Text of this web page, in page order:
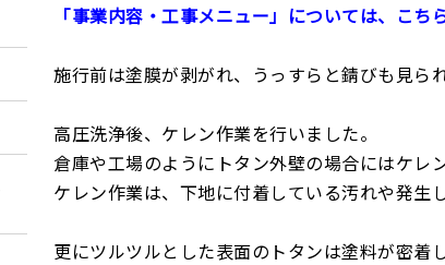
「事業内容・工事メニュー」については、こち
施行前は塗膜が剥がれ、うっすらと錆びも見ら
高圧洗浄後、ケレン作業を行いました。
倉庫や工場のようにトタン外壁の場合にはケレ
ケレン作業は、下地に付着している汚れや発生
更にツルツルとした表面のトタンは塗料が密着